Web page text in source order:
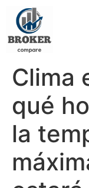
Clima
qué
la